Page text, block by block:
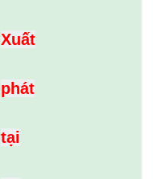
Xuất
phát
tại